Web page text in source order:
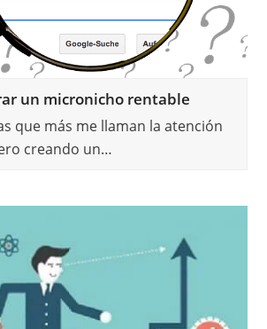
un micronicho rentable
que más me llaman la atención
creando un…